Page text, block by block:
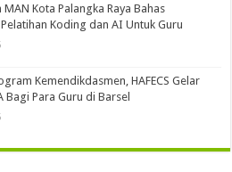
MAN Kota Palangka Raya Bahas
Koding dan AI Untuk Guru
Kemendikdasmen, HAFECS Gelar
Bagi Para Guru di Barsel